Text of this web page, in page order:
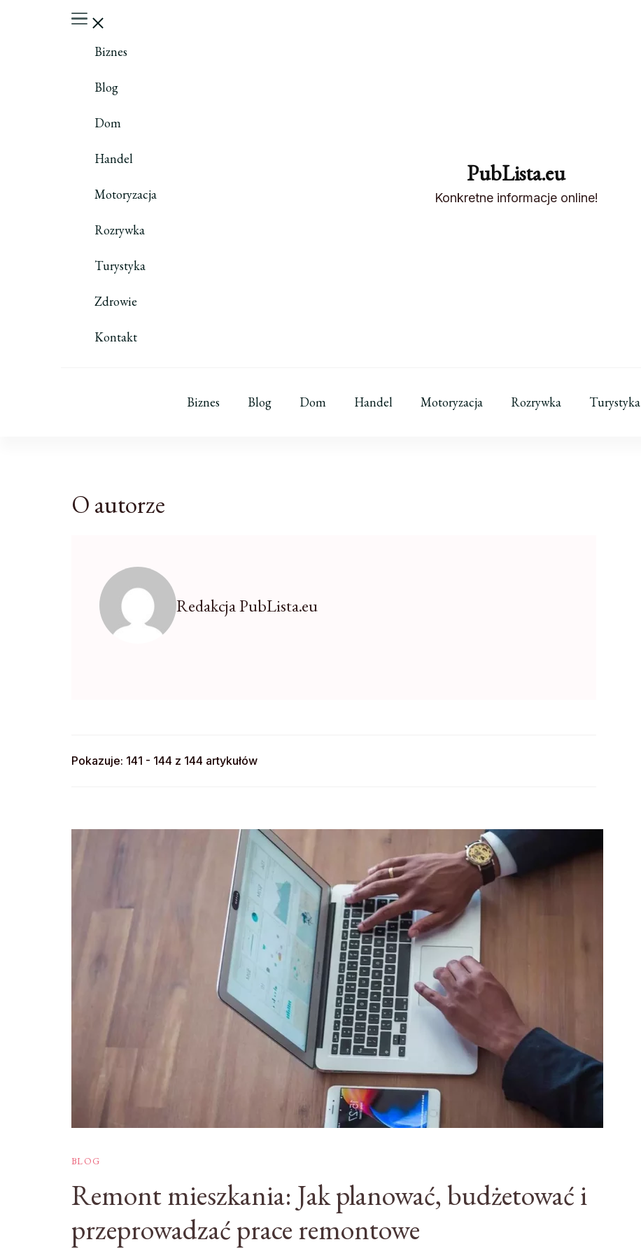
Biznes
Blog
Dom
Handel
Motoryzacja
Rozrywka
Turystyka
Zdrowie
Kontakt
PubLista.eu
Konkretne informacje online!
Biznes Blog Dom Handel Motoryzacja Rozrywka Turystyka
O autorze
Redakcja PubLista.eu
Pokazuje: 141 - 144 z 144 artykułów
BLOG
Remont mieszkania: Jak planować, budżetować i
przeprowadzać prace remontowe